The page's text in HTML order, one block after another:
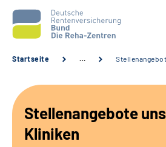
Unsere Kliniken
Startseite …
Stellenangebote
Kliniken